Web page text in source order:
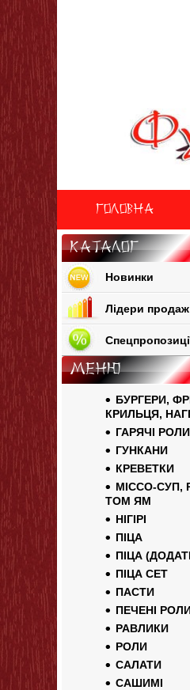
Головна
Каталог
Новинки
Лідери продаж
Меню
БУРГЕРИ,
КРИЛЬЦЯ,
ГАРЯЧІ РОЛИ
ГУНКАНИ
КРЕВЕТКИ
МІССО-СУП,
ТОМ ЯМ
НІГІРІ
ПІЦА
ПІЦА
ПІЦА СЕТ
ПАСТИ
ПЕЧЕНІ
РАВЛИКИ
РОЛИ
САЛАТИ
САШИМІ